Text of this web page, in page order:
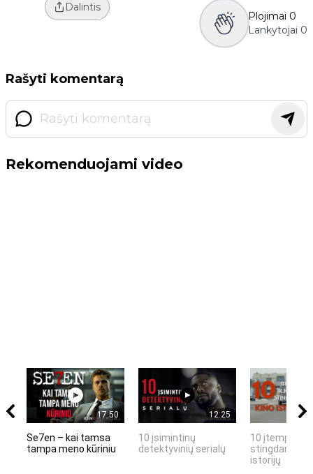
Dalintis
Plojimai 0
Lankytojai 0
Rašyti komentarą
Rekomenduojami video
17:50
Se7en – kai tamsa
tampa meno kūriniu
12:25
10 įsimintinų
detektyvinių serialų
10 įtemptų,
stingdančių
istorijų